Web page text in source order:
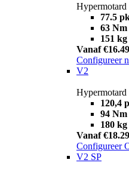
77.5
63 Nm
151 kg
Vanaf
Configureer
V2
Hypermotard
120,4
94 Nm
180 kg
Vanaf
Configureer
V2 SP